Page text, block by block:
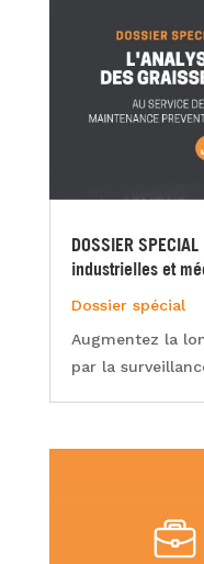
DOSSIER
industrielles et
Dossier spécial
Augmentez la
par la